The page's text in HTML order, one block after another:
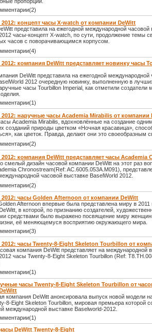
2012: концепт часы X-watch от компании DeWitt
представила на ежегодной международной часовой
часы-концепт X-watch, по сути, продолжение темы
часов с поворачивающимся корпусом.
2012: компания DeWitt представляет новинку часы
DeWitt представила на ежегодной международной
2012 очередную новинку, выполненную в
часы Tourbillon Imperial, как отметили создатели
2012: наручные часы Academia Mirabilis от компании
Academia Mirabilis, вдохновлённые на создание
созданий природы цветком «Ночная красавица»,
как цветок. Правда, делают они это своеобразным
компания DeWitt представляет часы Academia
смелый дизайн часовой компании DeWitt на этот раз
Chronostream(Ref: AC.6005.053A.M091),
часовой выставке BaselWorld 2012.
2012: часы Golden Afternoon от компании DeWitt
Afternoon впервые была представлена миру в 2011
в которой, по признанию создателей,
средствами было выражено посвящение миру
её меняющемуся восприятию окружающего мира.
2012: часы Twenty-8-Eight Skeleton Tourbillon от
компания DeWitt представляет на международной
часы Twenty-8-Eight Skeleton Tourbillon (Ref:
часы Twenty-8-Eight Skeleton Tourbillon от
компания DeWitt анонсировала выпуск новой модели
8-Eight Skeleton Tourbillon, мировая премьера которой
международной выставке Baselworld-2012.
DeWitt Twenty-8-Eight